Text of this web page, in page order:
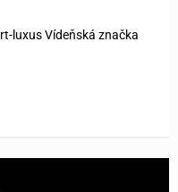
luxus Vídeňská značka